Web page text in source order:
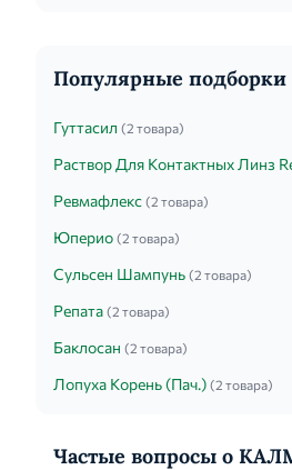
Популярные подборки
Гуттасил (2 товара)
Раствор Для Контактных Линз
Ревмафлекс (2 товара)
Юперио (2 товара)
Сульсен Шампунь (2 товара)
Репата (2 товара)
Баклосан (2 товара)
Лопуха Корень (Пач.) (2 товара)
Частые вопросы о